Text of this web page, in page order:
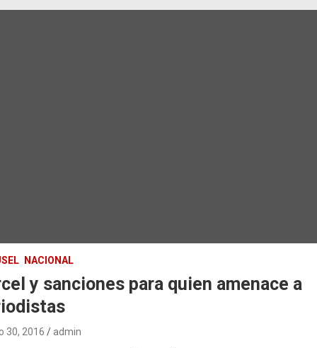
NACIONAL
y sanciones para quien amenace a
30, 2016 admin